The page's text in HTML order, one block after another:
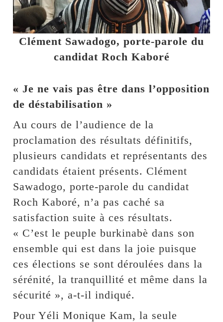
Clément Sawadogo, porte-parole du
candidat Roch Kaboré
« Je ne vais pas être dans l’opposition
de déstabilisation »
Au cours de l’audience de la
proclamation des résultats définitifs,
plusieurs candidats et représentants des
candidats étaient présents. Clément
Sawadogo, porte-parole du candidat
Roch Kaboré, n’a pas caché sa
satisfaction suite à ces résultats.
« C’est le peuple burkinabè dans son
ensemble qui est dans la joie puisque
ces élections se sont déroulées dans la
sérénité, la tranquillité et même dans la
sécurité », a-t-il indiqué.
Pour Yéli Monique Kam, la seule